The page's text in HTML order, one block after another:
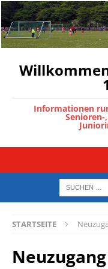
Informationen
Senioren-
STARTSEITE
Neuzugang